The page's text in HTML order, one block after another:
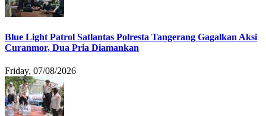
Blue Light Patrol Satlantas Polresta Tangerang Gagalkan Aksi
Curanmor, Dua Pria Diamankan
Friday, 07/08/2026